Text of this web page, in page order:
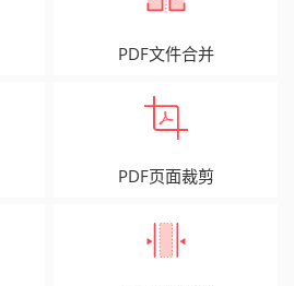
PDF文件合并
PDF页面裁剪